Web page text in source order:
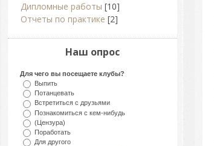
Дипломные работы [10]
Отчеты по практике [2]
Наш опрос
Для чего вы посещаете клубы?
Выпить
Потанцевать
Встретиться с друзьями
Познакомиться с кем-нибудь
(Цензура)
Поработать
Для другого